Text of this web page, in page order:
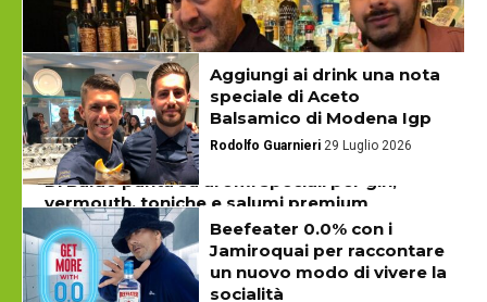
Di Baldo punta su aromi speciali per gin,
vermouth, toniche e salumi premium
Rodolfo Guarnieri 31 Luglio 2026
Presentati al cocktail bar Milord Milano la gamma di alcolici
premium Di Baldo, insieme aile Fragranze di Salame Clai.
Aggiungi ai drink una nota
speciale di Aceto
Balsamico di Modena Igp
Rodolfo Guarnieri 29 Luglio 2026
Beefeater 0.0% con i
Jamiroquai per raccontare
un nuovo modo di vivere la
socialità